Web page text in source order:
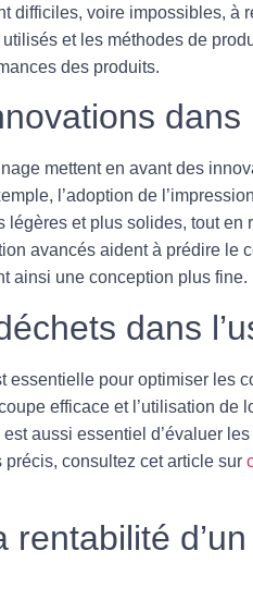
difficiles, voire impossibles, à
et les méthodes de
des produits.
dans
mettent en avant des
l’adoption de
légères et plus solides, tout
avancés aident à prédire le
ainsi une conception plus fine.
dans
essentielle pour optimiser les
efficace et l’utilisation de
aussi essentiel d’évaluer
consultez cet article sur